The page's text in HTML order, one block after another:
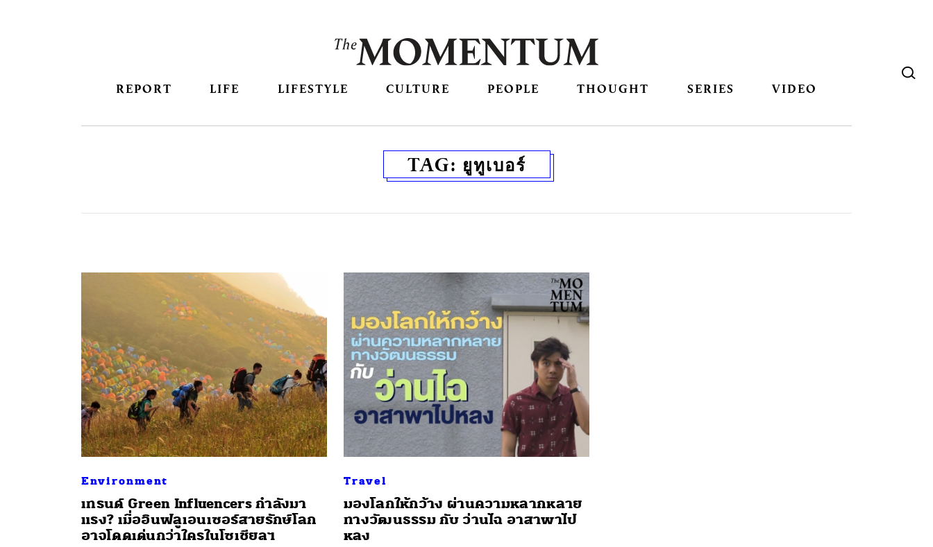
REPORT LIFE LIFESTYLE CULTURE PEOPLE THOUGHT SERIES VIDEO
TAG: ยูทูเบอร์
Environment
เทรนด์ Green Influencers กำลังมา
แรง? เมื่ออินฟลูเอนเซอร์สายรักษ์โลก
อาจโดดเด่นกว่าใครในโซเชียลฯ
Travel
มองโลกให้กว้าง ผ่านความหลากหลาย
ทางวัฒนธรรม กับ ว่านไฉ อาสาพาไป
หลง